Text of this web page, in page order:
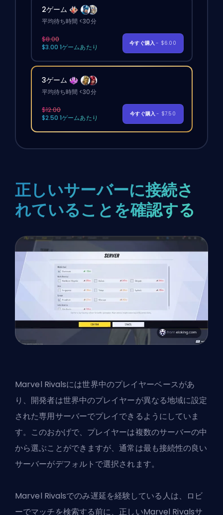
2ゲーム
平均待ち時間 <30分
$8.00
$3.00 1ゲームあたり
今すぐ購入- $6.00
3ゲーム
平均待ち時間 <30分
$12.00
$2.50 1ゲームあたり
今すぐ購入- $7.50
正しいサーバーに接続さ
れていることを確認する
Marvel Rivalsには世界中のプレイヤーベースがあ
り、開発者は世界中のプレイヤーが異なる地域に設定
された専用サーバーでプレイできるようにしていま
す。このおかげで、プレイヤーは複数のサーバーの中
から選ぶことができますが、通常は最も接続性の良い
サーバーがデフォルトで選択されます。
Marvel Rivalsでのみ遅延を経験している人は、ロビ
ーでマッチを検索する前に、正しいMarvel Rivalsサ